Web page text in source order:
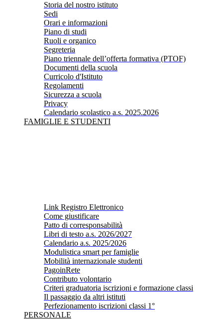
Storia del nostro istituto
Sedi
Orari e informazioni
Piano di studi
Ruoli e organico
Segreteria
Piano triennale dell’offerta formativa (PTOF)
Documenti della scuola
Curricolo d'Istituto
Regolamenti
Sicurezza a scuola
Privacy
Calendario scolastico a.s. 2025.2026
FAMIGLIE E STUDENTI
Link Registro Elettronico
Come giustificare
Patto di corresponsabilità
Libri di testo a.s. 2026/2027
Calendario a.s. 2025/2026
Modulistica smart per famiglie
Mobilità internazionale studenti
PagoinRete
Contributo volontario
Criteri graduatoria iscrizioni e formazione classi
Il passaggio da altri istituti
Perfezionamento iscrizioni classi 1°
PERSONALE